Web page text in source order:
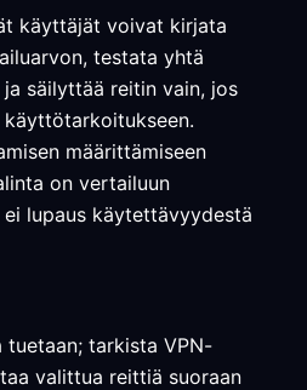
käyttäjät voivat kirjata
testata yhtä
säilyttää reitin vain, jos
määrittämiseen
on vertailuun
lupaus käytettävyydestä
tuetaan; tarkista VPN-
valittua reittiä suoraan